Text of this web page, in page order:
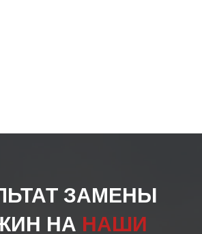
ЗАМЕНЫ
НА НАШИ